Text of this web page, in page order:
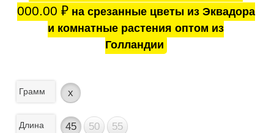
000.00 ₽на срезанные цветы из Эквадора
и комнатные растения оптом из
Голландии
Грамм x
Длина 45 50 55